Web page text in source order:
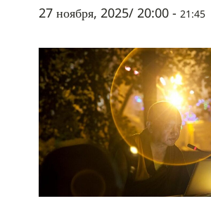
27 ноября, 2025/ 20:00 - 21:45